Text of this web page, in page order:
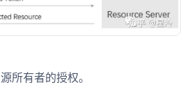
所有者的授权。